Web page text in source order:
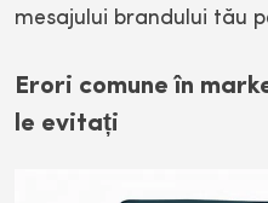
mesajului brandului tău
Erori comune în
le evitați